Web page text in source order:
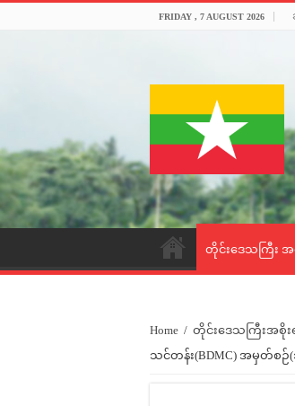
FRIDAY , 7 AUGUST 2026
တိုင်းဒေသကြီး အ
Home / တိုင်းဒေသကြီးအစိုး
သင်တန်း(BDMC) အမှတ်စဉ်(